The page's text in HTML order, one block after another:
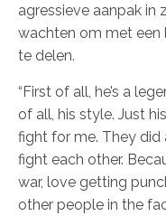
agressieve aanpak in
wachten om met een
te delen.
“First of all, he’s a
of all, his style. Just
fight for me. They did
fight each other.
war, love getting
other people in the